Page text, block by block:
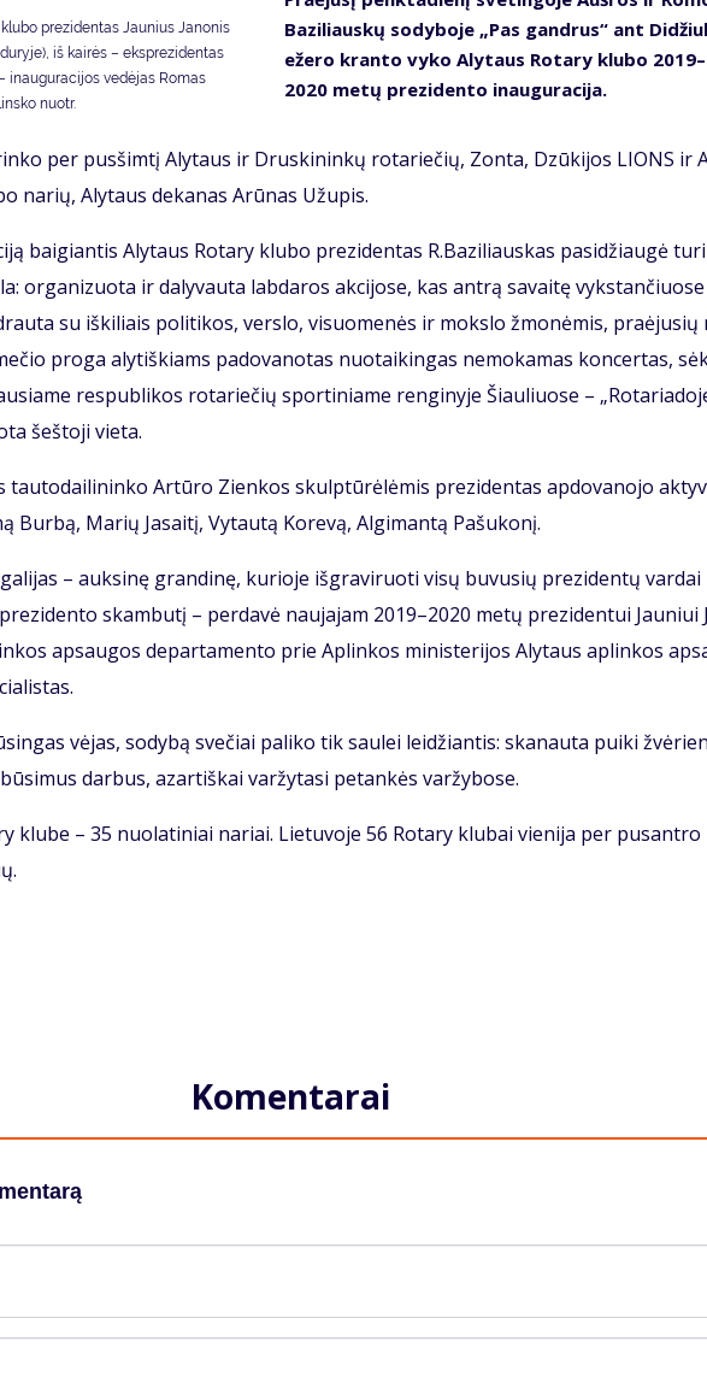
prezidentas Jaunius Janonis
iš kairės – eksprezidentas
inauguracijos vedėjas Romas
nuotr.
Ba­zi­liaus­kų so­dy­bo­je „Pas gan­drus“ ant
eže­ro kran­to vy­ko Aly­taus Ro­ta­ry klu­bo 2019–
2020 me­tų pre­zi­den­to inau­gu­ra­ci­ja.
per pus­šim­tį Aly­taus ir Drus­ki­nin­kų ro­ta­rie­čių, Zon­ta, Dzū­ki­jos LIONS ir
na­rių, Aly­taus de­ka­nas Arū­nas Už­upis.
bai­gian­tis Aly­taus Ro­ta­ry klu­bo pre­zi­den­tas R.Ba­zi­liaus­kas pa­si­džiau­gė
or­ga­ni­zuo­ta ir da­ly­vau­ta lab­da­ros ak­ci­jo­se, kas an­trą sa­vai­tę
su iš­ki­liais po­li­ti­kos, ver­slo, vi­suo­me­nės ir moks­lo žmo­nė­mis,
pro­ga aly­tiš­kiams pa­do­va­no­tas nuo­tai­kin­gas ne­mo­ka­mas kon­cer­tas,
res­pub­li­kos ro­ta­rie­čių spor­ti­nia­me ren­gi­ny­je Šiau­liuo­se –
šeš­to­ji vie­ta.
tau­to­dai­li­nin­ko Ar­tū­ro Zien­kos skulp­tū­rė­lė­mis pre­zi­den­tas ap­do­va­no­jo
Bur­bą, Ma­rių Ja­sai­tį, Vy­tau­tą Ko­re­vą, Al­gi­man­tą Pa­šu­ko­nį.
– auk­si­nę gran­di­nę, ku­rio­je iš­gra­vi­ruo­ti vi­sų bu­vu­sių pre­zi­den­tų var­dai
skam­bu­tį – per­da­vė nau­ja­jam 2019–2020 me­tų pre­zi­den­tui Jauniui
ap­sau­gos de­par­ta­men­to prie Ap­lin­kos mi­nis­te­ri­jos Aly­taus ap­lin­kos
vė­jas, so­dy­bą sve­čiai pa­li­ko tik sau­lei lei­džian­tis: ska­nau­ta pui­ki
dar­bus, azar­tiš­kai var­žy­ta­si pe­tan­kės var­žy­bo­se.
klu­be – 35 nuo­la­ti­niai na­riai. Lie­tu­vo­je 56 Ro­ta­ry klu­bai vie­ni­ja per pus­an­tro
Komentarai